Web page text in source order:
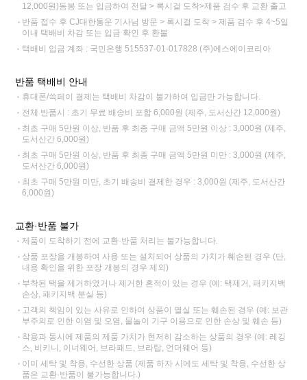
12,000원)동봉 또는 입금하여 전달 > 록시걸 도착>제품 검수 후 교환 출고
반품 접수 후 CJ대한통운 기사님 방문 > 록시걸 도착 > 제품 검수 후 4~5일
이내 택배비 차감 또는 입금 확인 후 환불
택배비 입금 계좌 : 국민은행 515537-01-017828 (주)에스에이코리아
반품 택배비 안내
휴대폰/쓱페이 결제는 택배비 차감이 불가하여 입금만 가능합니다.
전체 반품시 : 초기 무료 배송비 포함 6,000원 (제주, 도서산간 12,000원)
최초 구매 5만원 이상, 반품 후 최종 구매 금액 5만원 이상 : 3,000원 (제주,
도서산간 6,000원)
최초 구매 5만원 이상, 반품 후 최종 구매 금액 5만원 미만 : 3,000원 (제주,
도서산간 6,000원)
최초 구매 5만원 미만, 초기 배송비 결제한 경우 : 3,000원 (제주, 도서산간
6,000원)
교환·반품 불가
제품이 도착하기 전에 교환·반품 처리는 불가능합니다.
상품 포장을 개봉하여 사용 또는 설치되어 상품의 가치가 훼손된 경우 (단,
내용 확인을 위한 포장 개봉의 경우 제외)
부착된 택을 제거하였거나 제거한 흔적이 있는 경우 (예: 택제거, 패키지백
손상, 패키지백 분실 등)
고객의 책임이 있는 사유로 인하여 상품이 멸실 또는 훼손된 경우 (예: 보관
부주의로 인한 이염 및 오염, 물놀이 기구 이용으로 인한 손상 및 훼손 등)
착용과 동시에 제품의 제품 가치가 현저히 감소하는 상품의 경우 (예: 레깅
스, 비키니, 이너웨어, 브라패드, 브라탑, 언더웨어 등)
이미 세탁 및 착용, 수선한 상품 (제품 하자 시에도 세탁 및 착용, 수선한 상
품은 교환·반품이 불가능합니다.)